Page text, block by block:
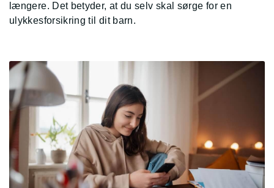
længere. Det betyder, at du selv skal sørge for en
ulykkesforsikring til dit barn.